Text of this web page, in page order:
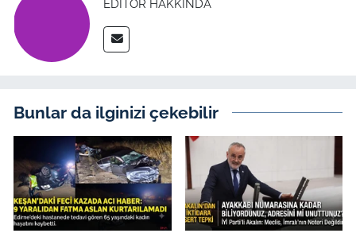
EDITÖR HAKKINDA
Bunlar da ilginizi çekebilir